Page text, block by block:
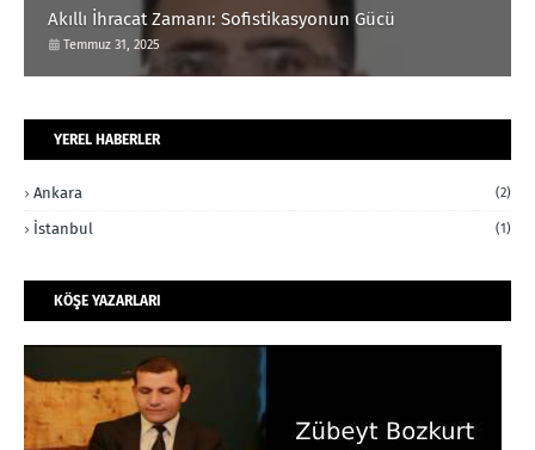
Akıllı İhracat Zamanı: Sofistikasyonun Gücü
Temmuz 31, 2025
YEREL HABERLER
Ankara (2)
İstanbul (1)
KÖŞE YAZARLARI